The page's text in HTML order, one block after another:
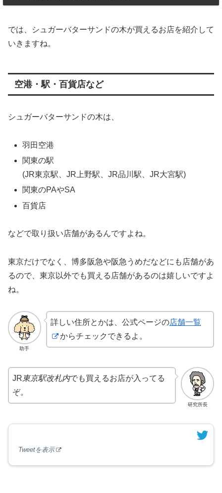
では、シュガーバターサンドの木が買えるお店を紹介して
いきますね。
空港・駅・百貨店など
シュガーバターサンドの木は、
羽田空港
関東の駅
(JR東京駅、JR上野駅、JR品川駅、JR大宮駅)
関東のPAやSA
百貨店
などで取り扱い店舗があるんですよね。
東京だけでなく、博多阪急や阪急うめだなどにも店舗があ
るので、東京以外でも買える店舗があるのは嬉しいですよ
ね。
助手
詳しい住所とかは、公式ページの店舗一覧
からチェックできるよ。
研究所長
JR東京駅改札内でも買えるお店が入ってる
ぞ。
Tweetを表示